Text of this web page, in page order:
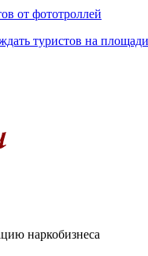
от фототроллей
туристов на
наркобизнеса